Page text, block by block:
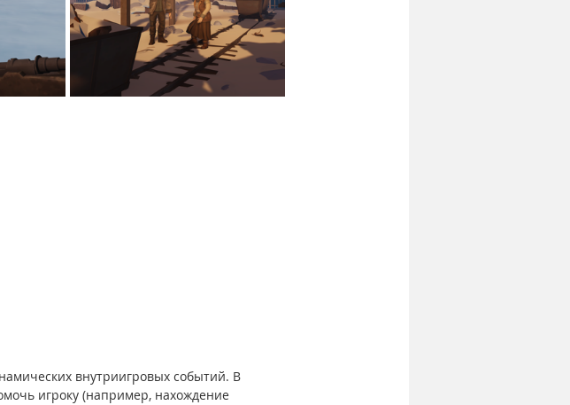
внутриигровых событий. В
игроку (например, нахождение